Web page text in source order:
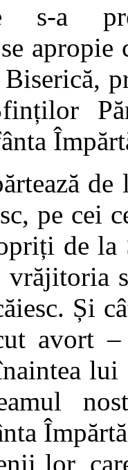
s-a
Biserică,
de
pe cei
de
vrăjitoria
Și
avort –
lui
lor,